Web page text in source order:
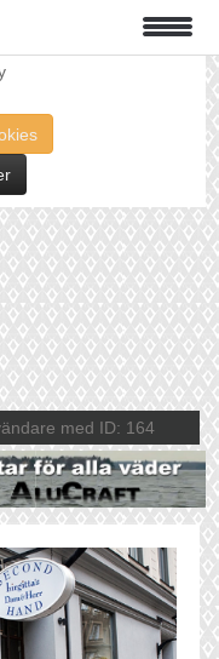
din upplevelse. Läs
med ID: 164